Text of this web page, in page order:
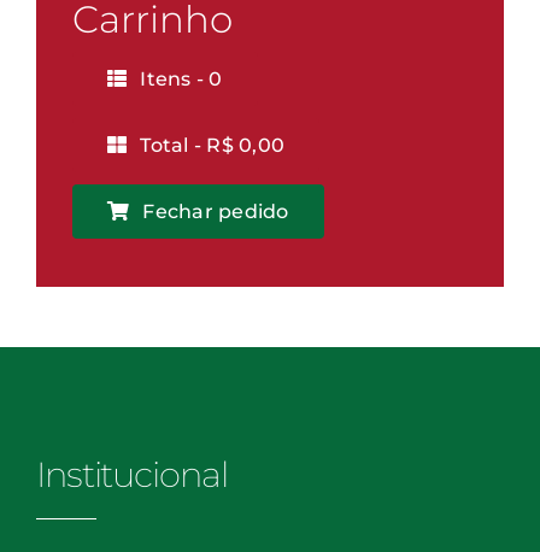
quantidade
Carrinho
Itens -0
Total - R$0,00
Fechar pedido
Institucional